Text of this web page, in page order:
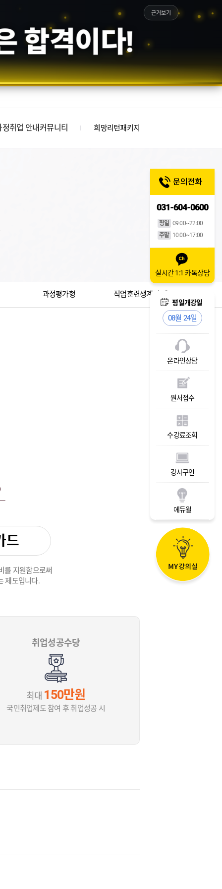
합격이다!
근거보기
정취업 안내 커뮤니티 희망리턴패키지
과정평가형 직업훈련생계비 대부
드
를 지원함으로써
제도입니다.
취업성공수당
최대 150만원
국민취업제도 참여 후 취업성공 시
031-604-0600
평일 09:00~22:00
주말 10:00~17:00
실시간 1:1 카톡상담
평일개강일
08월 24일
온라인상담
원서접수
수강료조회
강사구인
에듀윌